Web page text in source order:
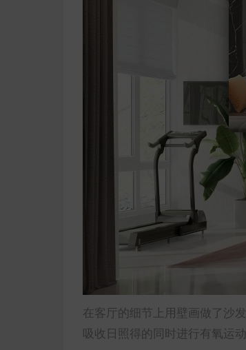
在客厅的细节上用壁画做了沙
吸收日照得的同时进行有氧运动